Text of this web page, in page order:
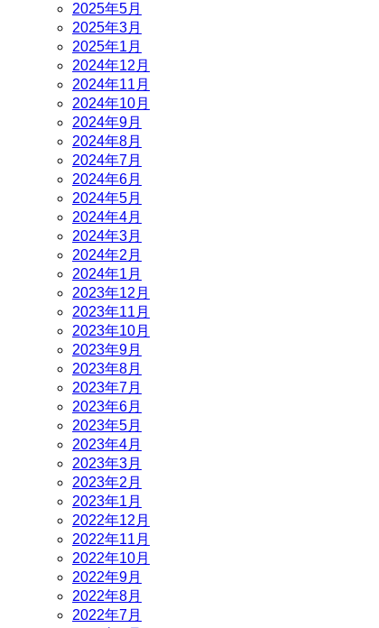
2025年5月
2025年3月
2025年1月
2024年12月
2024年11月
2024年10月
2024年9月
2024年8月
2024年7月
2024年6月
2024年5月
2024年4月
2024年3月
2024年2月
2024年1月
2023年12月
2023年11月
2023年10月
2023年9月
2023年8月
2023年7月
2023年6月
2023年5月
2023年4月
2023年3月
2023年2月
2023年1月
2022年12月
2022年11月
2022年10月
2022年9月
2022年8月
2022年7月